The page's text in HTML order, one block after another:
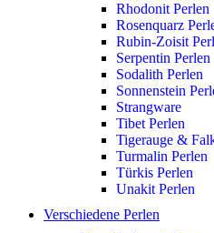
Rhodonit Perlen
Rosenquarz
Rubin-Zoisit
Serpentin Perlen
Sodalith Perlen
Sonnenstein
Strangware
Tibet Perlen
Tigerauge &
Turmalin Perlen
Türkis Perlen
Unakit Perlen
Verschiedene Perlen